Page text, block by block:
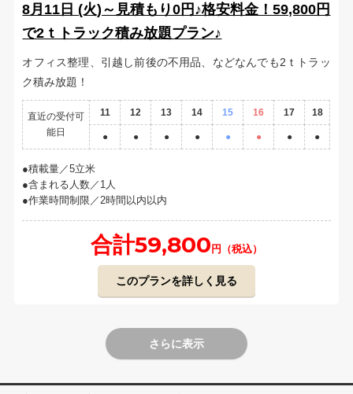
8月11日 (火)～見積もり0円♪格安料金！59,800円
で2ｔトラック積み放題プラン♪
オフィス整理、引越し前後の不用品、などなんでも2ｔトラッ
ク積み放題！
直近の受付可
能日
11 12 13 14 15 16 17 18
● ● ● ● ● ● ● ●
積載量／5立米
含まれる人数／1人
作業時間制限／2時間以内以内
合計59,800円（税込）
このプランを詳しく見る
さらに表示